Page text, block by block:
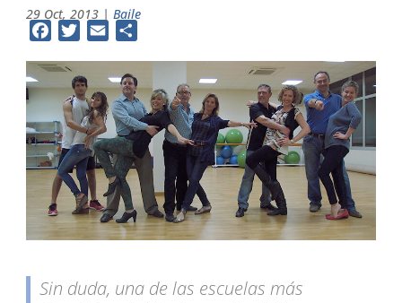
29 Oct, 2013 |Baile
FacebookTwitterEmail
Sin duda, una de las escuelas más